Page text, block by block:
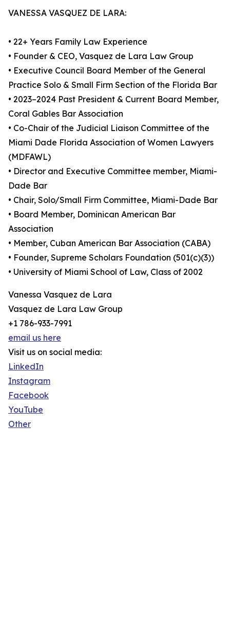
VANESSA VASQUEZ DE LARA:
• 22+ Years Family Law Experience
• Founder & CEO, Vasquez de Lara Law Group
• Executive Council Board Member of the General
Practice Solo & Small Firm Section of the Florida Bar
• 2023–2024 Past President & Current Board Member,
Coral Gables Bar Association
• Co-Chair of the Judicial Liaison Committee of the
Miami Dade Florida Association of Women Lawyers
(MDFAWL)
• Director and Executive Committee member, Miami-
Dade Bar
• Chair, Solo/Small Firm Committee, Miami-Dade Bar
• Board Member, Dominican American Bar
Association
• Member, Cuban American Bar Association (CABA)
• Founder, Supreme Scholars Foundation (501(c)(3))
• University of Miami School of Law, Class of 2002
Vanessa Vasquez de Lara
Vasquez de Lara Law Group
+1 786-933-7991
email us here
Visit us on social media:
LinkedIn
Instagram
Facebook
YouTube
Other